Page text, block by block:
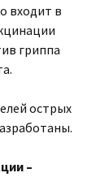
входит в
гриппа
острых
–